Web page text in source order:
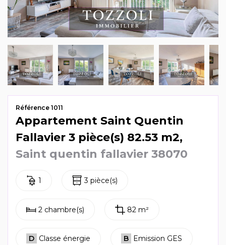
Mag & actus
Contactez-nous
Référence 1011
Appartement Saint Quentin
Fallavier 3 pièce(s) 82.53 m2,
Saint quentin fallavier 38070
1 3 pièce(s)
2 chambre(s) 82 m²
D Classe énergie B Emission GES